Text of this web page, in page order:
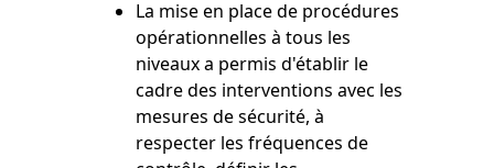
La mise en place de procédures
opérationnelles à tous les
niveaux a permis d'établir le
cadre des interventions avec les
mesures de sécurité, à
respecter les fréquences de